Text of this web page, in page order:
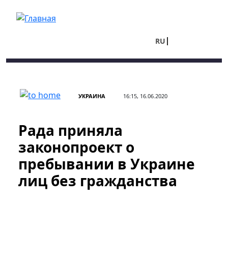
RU
УКРАИНА 16:15, 16.06.2020
Рада приняла
законопроект о
пребывании в Украине
лиц без гражданства